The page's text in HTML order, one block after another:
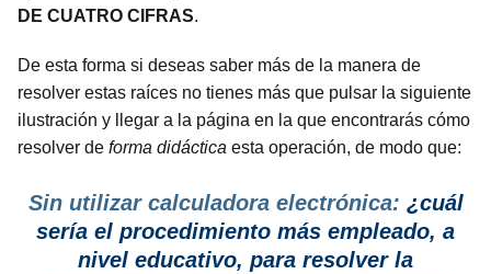
DE CUATRO CIFRAS.
De esta forma si deseas saber más de la manera de
resolver estas raíces no tienes más que pulsar la siguiente
ilustración y llegar a la página en la que encontrarás cómo
resolver de forma didáctica esta operación, de modo que:
Sin utilizar calculadora electrónica: ¿cuál
sería el procedimiento más empleado, a
nivel educativo, para resolver la